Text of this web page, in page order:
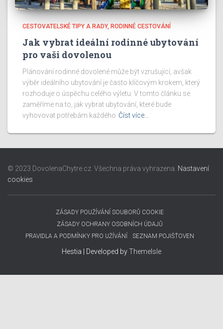
CESTOVATELSKÉ TIPY A RADY RODINNÉ CESTOVÁNÍ
Jak vybrat ideální rodinné ubytování
pro vaši dovolenou
Plánování rodinné dovolené může být vzrušující, avšak
výběr ideálního ubytování je často klíčovým krokem, který
rozhoduje o úspěchu celého výletu. V tomto článku se
zaměříme na to, jak vybrat ubytování, které bude
vyhovovat potřebám každého Číst více…
© 2023 DovolenaChytre.cz. Všechna práva vyhrazena. Nastavení
cookies
ZÁSADY POUŽÍVÁNÍ SOUBORŮ COOKIE
ZÁSADY OCHRANY OSOBNÍCH ÚDAJŮ
PRAVIDLA A PODMÍNKY PRO UŽÍVÁNÍ
SEZNAM POJIŠŤOVEN
Hestia | Developed byThemeIsle